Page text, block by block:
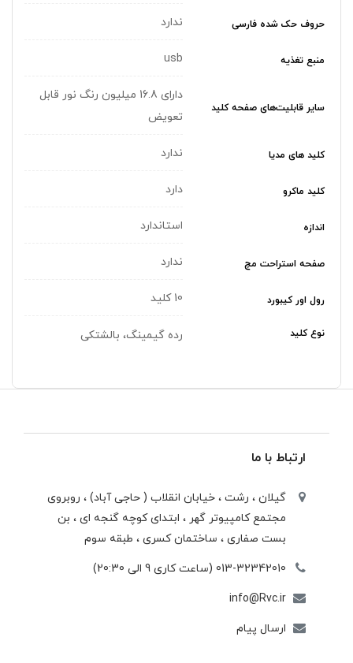
حروف حک شده فارسی ندارد
منبع تغذیه usb
سایر قابلیت‌های صفحه کلید
دارای 16.8 میلیون رنگ نور قابل
تعویض
کلید های مدیا ندارد
کلید ماکرو دارد
اندازه استاندارد
صفحه استراحت مچ ندارد
رول اور کیبورد 10 کلید
نوع کلید رده گیمینگ، بالشتکی
ارتباط با ما
گیلان ، رشت ، خيابان انقلاب ( حاجی آباد) ، روبروی
مجتمع كامپيوتر گهر ، ابتدای كوچه گنجه ای ، بن
بست صفاری ، ساختمان كسری ، طبقه سوم
013-32342010 (ساعت کاری 9 الی 20:30)
info@Rvc.ir
ارسال پیام